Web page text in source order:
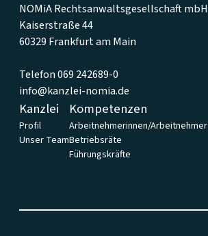
NOMiA Rechtsanwaltsgesellschaft mbH
Kaiserstraße 44
60329 Frankfurt am Main
Telefon 069 242689-0
info@kanzlei-nomia.de
Kanzlei
Profil
Unser Team
Kompetenzen
Arbeitnehmerinnen/Arbeitnehmer
Betriebsräte
Führungskräfte